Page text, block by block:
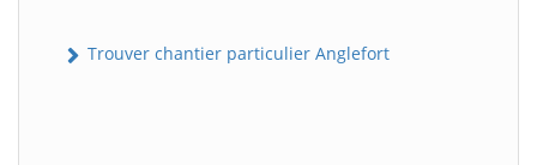
Trouver chantier particulier Anglefort